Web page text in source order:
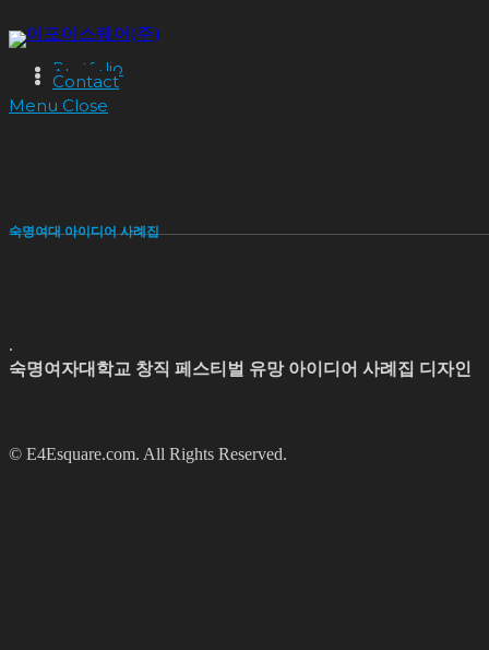
content
Portfolio
About
Contact
Menu Close
숙명여대 아이디어 사례집
.
숙명여자대학교 창직 페스티벌 유망 아이디어 사례집 디자인
© E4Esquare.com. All Rights Reserved.